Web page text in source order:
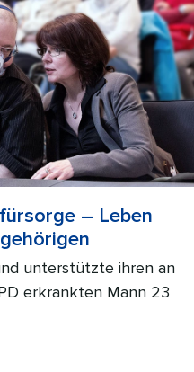
– Leben
unterstützte ihren an
erkrankten Mann 23